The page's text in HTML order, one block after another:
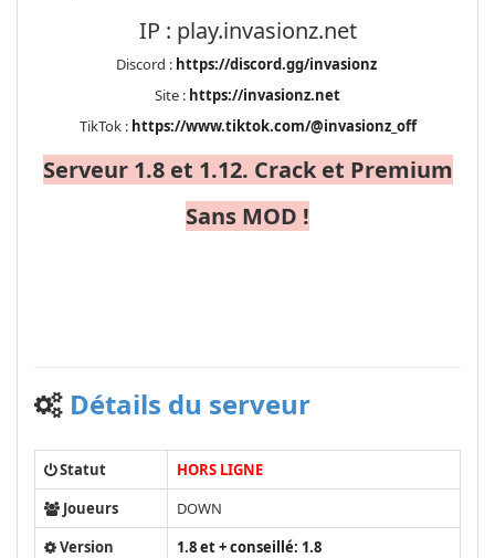
IP : play.invasionz.net
Discord : https://discord.gg/invasionz
Site : https://invasionz.net
TikTok : https://www.tiktok.com/@invasionz_off
Serveur 1.8 et 1.12. Crack et Premium
Sans MOD !
Détails du serveur
Statut
HORS LIGNE
Joueurs
DOWN
Version
1.8 et + conseillé: 1.8